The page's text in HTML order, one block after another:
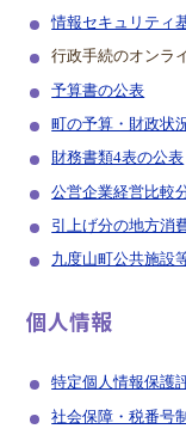
情報セキュリティ
行政手続のオンラ
予算書の公表
町の予算・財政状
財務書類4表の公表
公営企業経営比較
引上げ分の地方消
九度山町公共施設
個人情報
特定個人情報保護
社会保障・税番号